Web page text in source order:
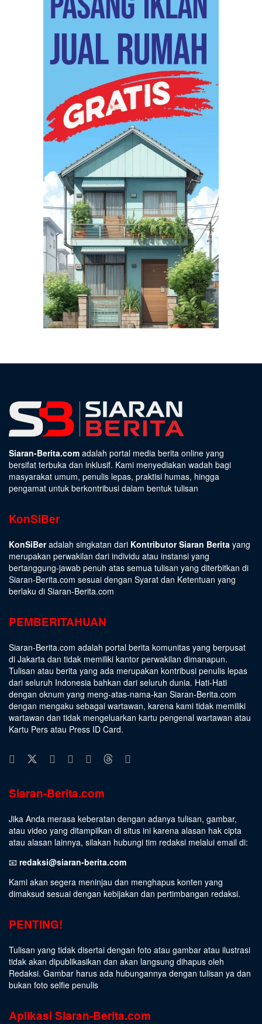
Siaran-Berita.com adalah portal media berita online yang
bersifat terbuka dan inklusif. Kami menyediakan wadah bagi
masyarakat umum, penulis lepas, praktisi humas, hingga
pengamat untuk berkontribusi dalam bentuk tulisan
KonSiBer
KonSiBeradalah singkatan dari Kontributor Siaran Berita yang
merupakan perwakilan dari individu atau instansi yang
bertanggung-jawab penuh atas semua tulisan yang diterbitkan di
Siaran-Berita.com sesuai dengan Syarat dan Ketentuan yang
berlaku di Siaran-Berita.com
PEMBERITAHUAN
Siaran-Berita.com adalah portal berita komunitas yang berpusat
di Jakarta dan tidak memiliki kantor perwakilan dimanapun.
Tulisan atau berita yang ada merupakan kontribusi penulis lepas
dari seluruh Indonesia bahkan dari seluruh dunia. Hati-Hati
dengan oknum yang meng-atas-nama-kan Siaran-Berita.com
dengan mengaku sebagai wartawan, karena kami tidak memiliki
wartawan dan tidak mengeluarkan kartu pengenal wartawan atau
Kartu Pers atau Press ID Card.
Siaran-Berita.com
Jika Anda merasa keberatan dengan adanya tulisan, gambar,
atau video yang ditampilkan di situs ini karena alasan hak cipta
atau alasan lainnya, silakan hubungi tim redaksi melalui email di:
📧 redaksi@siaran-berita.com
Kami akan segera meninjau dan menghapus konten yang
dimaksud sesuai dengan kebijakan dan pertimbangan redaksi.
PENTING!
Tulisan yang tidak disertai dengan foto atau gambar atau ilustrasi
tidak akan dipublikasikan dan akan langsung dihapus oleh
Redaksi. Gambar harus ada hubungannya dengan tulisan ya dan
bukan foto selfie penulis
Aplikasi Siaran-Berita.com